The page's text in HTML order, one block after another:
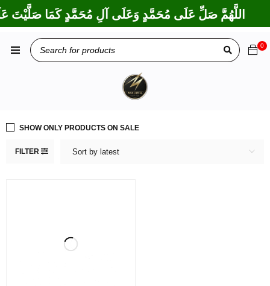
اللَّهُمَّ صَلِّ عَلَى مُحَمَّدٍ وَعَلَى آلِ مُحَمَّدٍ كَمَا صَلَّيْتَ
0
FILTER Sort by latest
SHOW ONLY PRODUCTS ON SALE